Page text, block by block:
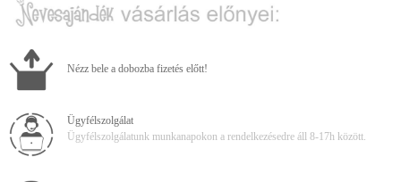
Nézz bele a dobozba fizetés előtt!
Ügyfélszolgálat
Ügyfélszolgálatunk munkanapokon a rendelkezésedre áll 8-17h között.